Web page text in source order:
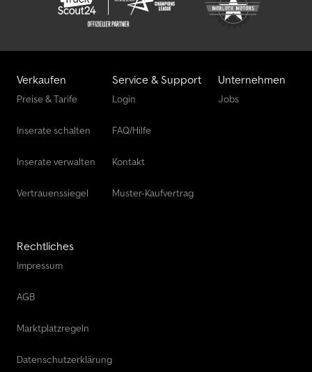
Verkaufen
Preise & Tarife
Inserate schalten
Inserate verwalten
Vertrauenssiegel
Service & Support
Login
FAQ/Hilfe
Kontakt
Muster-Kaufvertrag
Unternehmen
Jobs
Rechtliches
Impressum
AGB
Marktplatzregeln
Datenschutzerklärung